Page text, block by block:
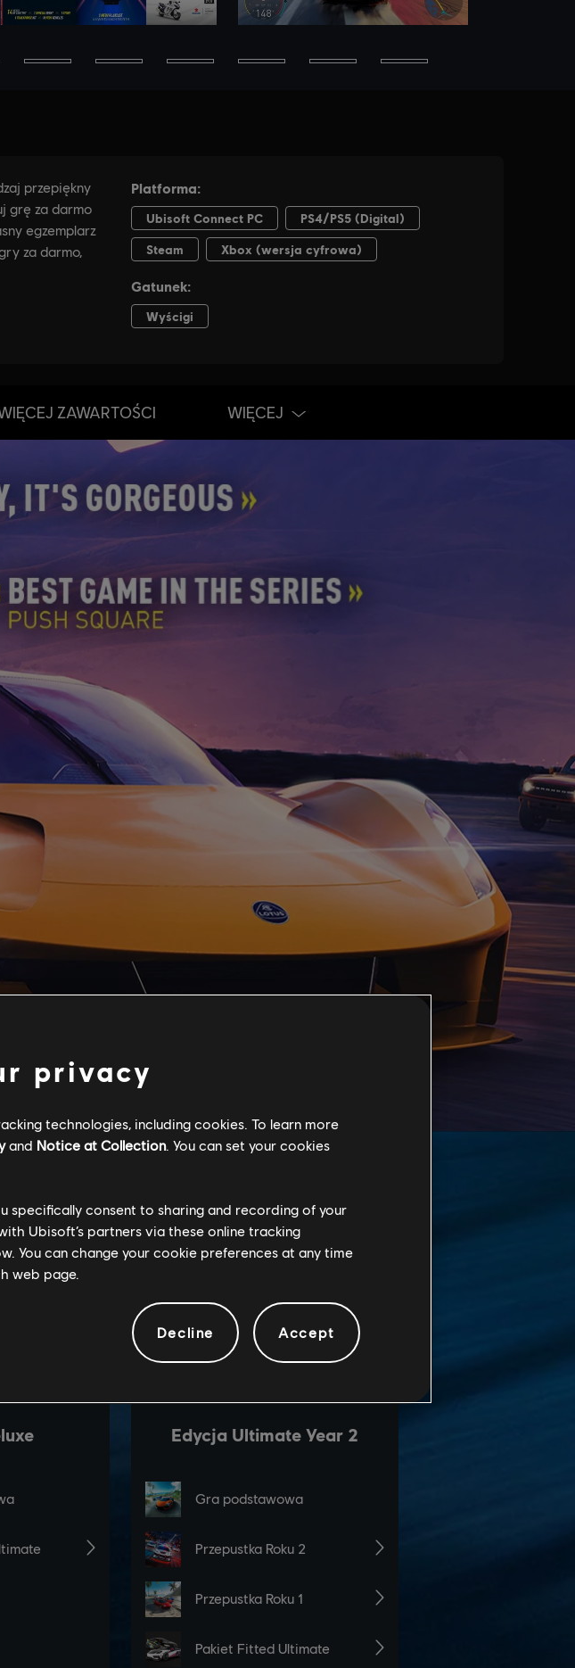
ZAWARTOŚCI WIĘCEJ
privacy
technologies, including cookies. To learn more
and Notice at Collection. You can set your cookies
specifically consent to sharing and recording of your
Ubisoft’s partners via these online tracking
You can change your cookie preferences at any time
web page.
Decline Accept